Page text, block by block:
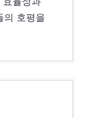
의 호평을